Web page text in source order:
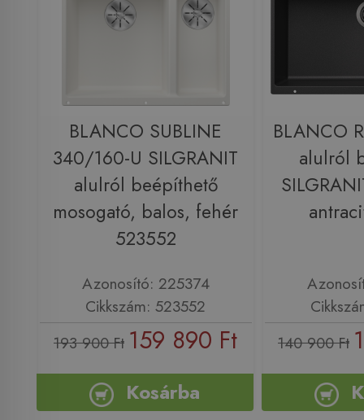
BLANCO SUBLINE
340/160-U SILGRANIT
alulról beépíthető
mosogató, balos, fehér
523552
Azonosító: 225374
Cikkszám: 523552
193 900 Ft 159 890 Ft
Kosárba
BLANCO
alulról
140 900 Ft